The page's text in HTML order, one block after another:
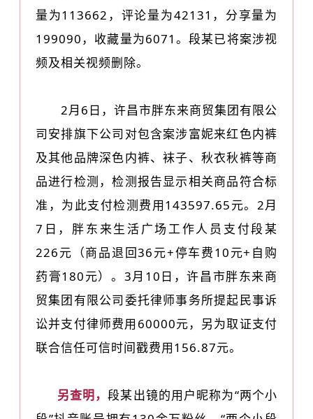
量为113662，评论量为42131，分享量为
199090，收藏量为6071。段某已将案涉视
频及相关视频删除。
2月6日，许昌市胖东来商贸集团有限公
司安排旗下公司对包含案涉富妮来红色内裤
及其他品牌深色内裤、袜子、秋衣秋裤等商
品进行检测，检测报告显示相关商品符合标
准，为此支付检测费用143597.65元。2月
7日，胖东来生活广场工作人员支付段某
226元（商品退回36元+停车费10元+自购
药膏180元）。3月10日，许昌市胖东来商
贸集团有限公司委托律师事务所提起民事诉
讼并支付律师费用60000元，另为取证支付
联合信任可信时间戳费用156.87元。
另查明，段某出镜的用户昵称为“两个小